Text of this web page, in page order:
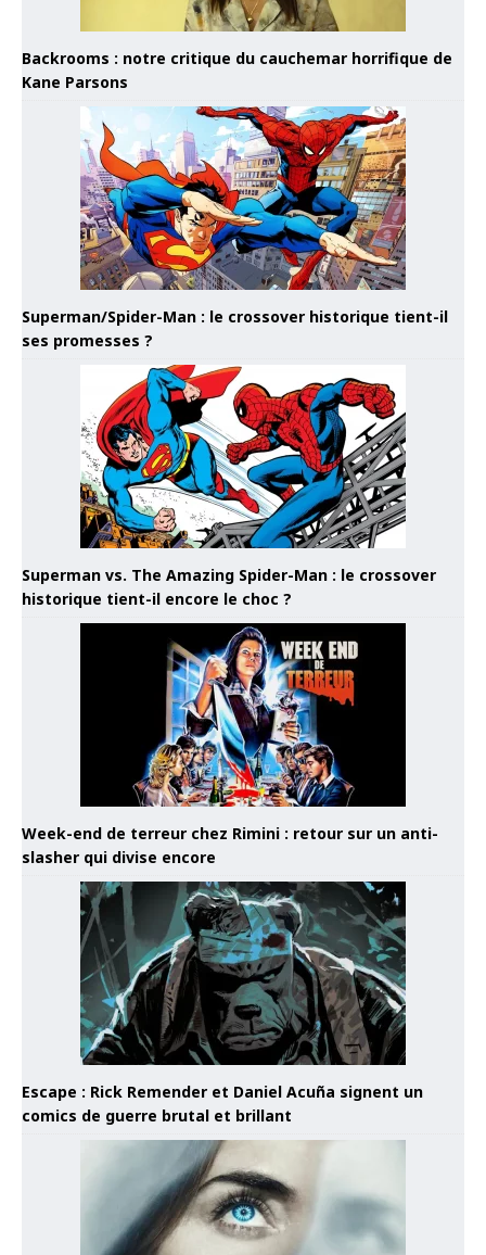
Backrooms : notre critique du cauchemar horrifique de
Kane Parsons
Superman/Spider-Man : le crossover historique tient-il
ses promesses ?
Superman vs. The Amazing Spider-Man : le crossover
historique tient-il encore le choc ?
Week-end de terreur chez Rimini : retour sur un anti-
slasher qui divise encore
Escape : Rick Remender et Daniel Acuña signent un
comics de guerre brutal et brillant